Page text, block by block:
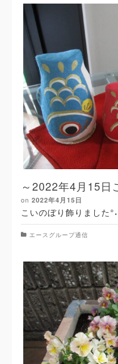
～2022年4月15日
on 2022年4月15日
こいのぼり飾りました
エースグループ通信